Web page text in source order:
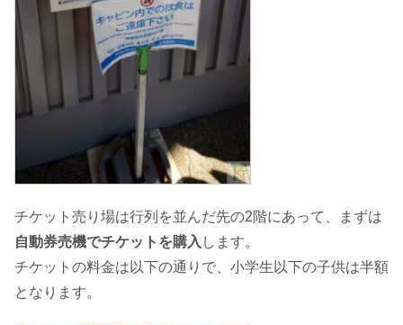
チケット売り場は行列を並んだ先の2階にあって、まずは
自動券売機でチケットを購入 します。
チケットの料金は以下の通りで、小学生以下の子供は半額
となります。